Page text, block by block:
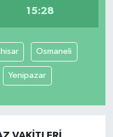
15:28
Osmaneli
Yenipazar